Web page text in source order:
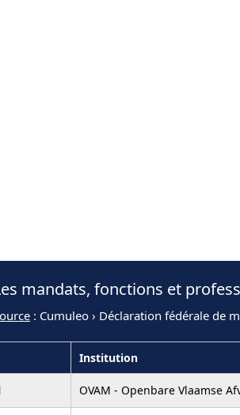
mandats, fonctions et
: Cumuleo › Déclaration fédérale de
Institution
OVAM - Openbare Vlaamse